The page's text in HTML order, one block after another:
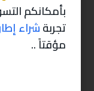
بأمكانكم
تجربةشراء
مؤقتاً ..